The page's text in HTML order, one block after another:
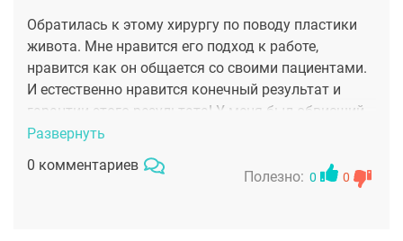
Обратилась к этому хирургу по поводу пластики
живота. Мне нравится его подход к работе,
нравится как он общается со своими пациентами.
И естественно нравится конечный результат и
гарантии этого результата! У меня был обвисший
живот, после резкого похудения. Это конечно
кошмар был ???? но Юрий Михайлович все
успешно исправил. Действительно помог.
Развернуть
0 комментариев
Полезно: 0 0